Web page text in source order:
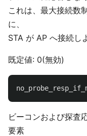
これは、最大接続数
に、
STA が AP へ接続し
既定値: 0(無効)
ビーコンおよび探査
要素